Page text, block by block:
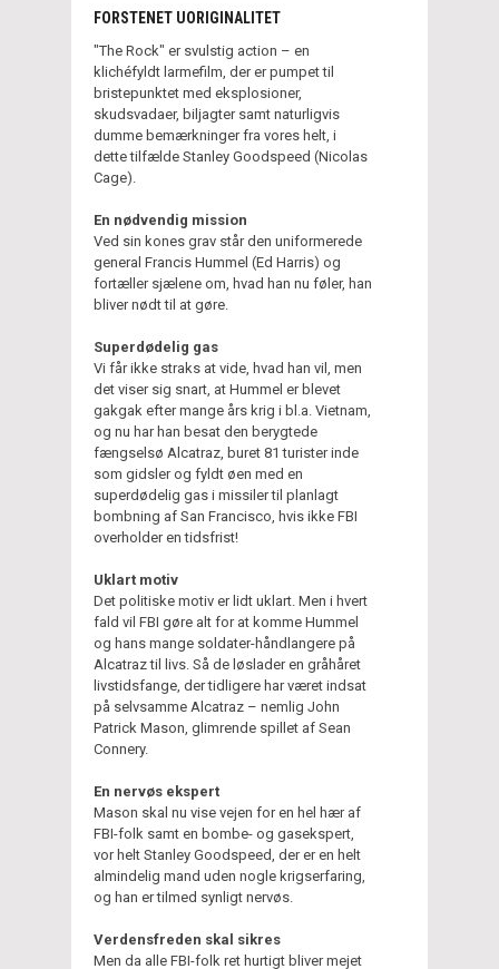
FORSTENET UORIGINALITET
"The Rock" er svulstig action – en
klichéfyldt larmefilm, der er pumpet til
bristepunktet med eksplosioner,
skudsvadaer, biljagter samt naturligvis
dumme bemærkninger fra vores helt, i
dette tilfælde Stanley Goodspeed (Nicolas
Cage).
En nødvendig mission
Ved sin kones grav står den uniformerede
general Francis Hummel (Ed Harris) og
fortæller sjælene om, hvad han nu føler, han
bliver nødt til at gøre.
Superdødelig gas
Vi får ikke straks at vide, hvad han vil, men
det viser sig snart, at Hummel er blevet
gakgak efter mange års krig i bl.a. Vietnam,
og nu har han besat den berygtede
fængselsø Alcatraz, buret 81 turister inde
som gidsler og fyldt øen med en
superdødelig gas i missiler til planlagt
bombning af San Francisco, hvis ikke FBI
overholder en tidsfrist!
Uklart motiv
Det politiske motiv er lidt uklart. Men i hvert
fald vil FBI gøre alt for at komme Hummel
og hans mange soldater-håndlangere på
Alcatraz til livs. Så de løslader en gråhåret
livstidsfange, der tidligere har været indsat
på selvsamme Alcatraz – nemlig John
Patrick Mason, glimrende spillet af Sean
Connery.
En nervøs ekspert
Mason skal nu vise vejen for en hel hær af
FBI-folk samt en bombe- og gasekspert,
vor helt Stanley Goodspeed, der er en helt
almindelig mand uden nogle krigserfaring,
og han er tilmed synligt nervøs.
Verdensfreden skal sikres
Men da alle FBI-folk ret hurtigt bliver mejet